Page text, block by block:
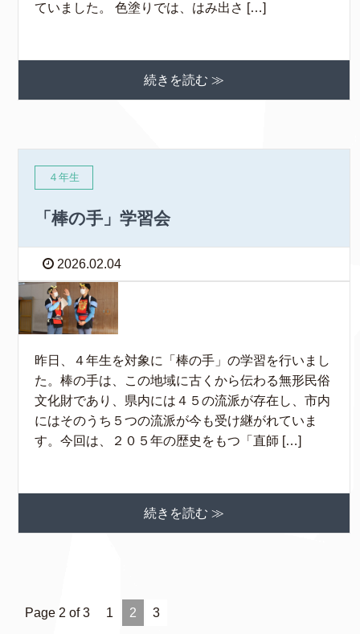
ていました。 色塗りでは、はみ出さ […]
続きを読む ≫
４年生
「棒の手」学習会
2026.02.04
昨日、４年生を対象に「棒の手」の学習を行いまし
た。棒の手は、この地域に古くから伝わる無形民俗
文化財であり、県内には４５の流派が存在し、市内
にはそのうち５つの流派が今も受け継がれていま
す。今回は、２０５年の歴史をもつ「直師 […]
続きを読む ≫
Page 2 of 3 1 2 3